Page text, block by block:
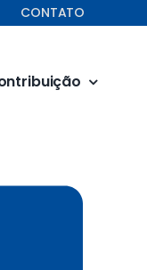
CONTATO